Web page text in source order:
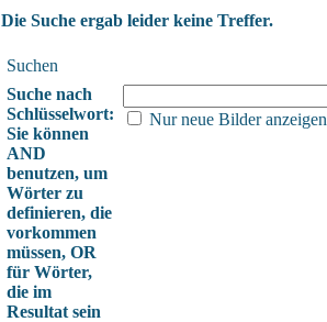
Die Suche ergab leider keine Treffer.
Suchen
Suche nach
Schlüsselwort:
Sie können
AND
benutzen, um
Wörter zu
definieren, die
vorkommen
müssen, OR
für Wörter,
die im
Resultat sein
Nur neue Bilder anzeigen